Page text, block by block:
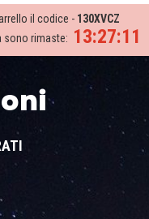
il codice - 130XVCZ
13:27:11
sono rimaste: